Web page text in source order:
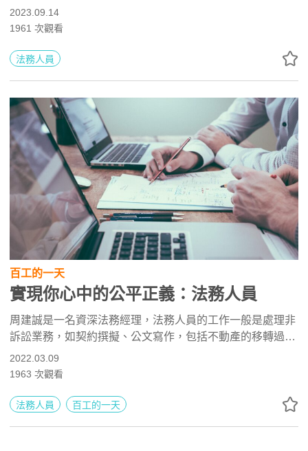
在人為，高手在民間！即便沒有律師執照，厲害的法務一樣
也能寫狀子、打官司；法律人若跨領域深懂商業風雲，具備
手企業併購案，年收入也有想像空間。如果不想征戰商場，
件。
2023.09.14
1961 次觀看
法務人員
百工的一天
實現你心中的公平正義：法務人員
周建誠是一名資深法務經理，法務人員的工作一般是處理非
訴訟業務，如契約撰擬、公文寫作，包括不動產的移轉過
戶，或是買賣、租賃、贈與等等。法務人員在律師事務所的
角色是屬於輔助律師的工作，當律師遇上有關工程、不動
域時，律師不見得懂內控內稽或是債務催討，這種時候就需
2022.03.09
1963 次觀看
法務人員 百工的一天